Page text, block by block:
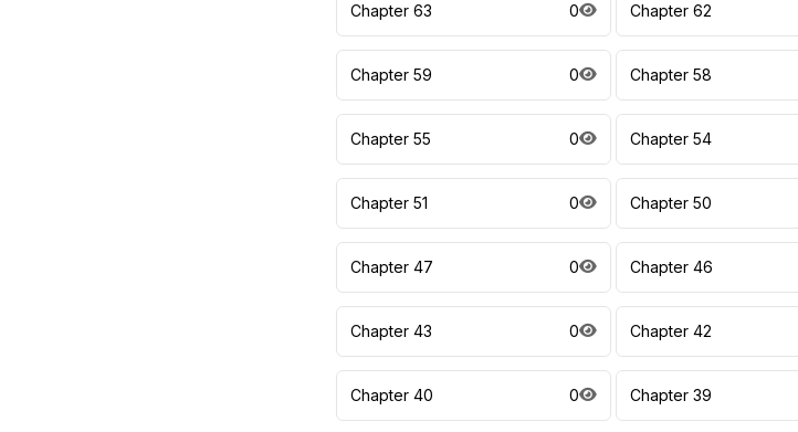
Chapter 63 0 Chapter 62
Chapter 59 0 Chapter 58
Chapter 55 0 Chapter 54
Chapter 51 0 Chapter 50
Chapter 47 0 Chapter 46
Chapter 43 0 Chapter 42
Chapter 40 0 Chapter 39